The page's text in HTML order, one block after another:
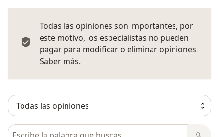
Todas las opiniones son importantes, por
este motivo, los especialistas no pueden
pagar para modificar o eliminar opiniones.
Saber más.
Busca en opiniones